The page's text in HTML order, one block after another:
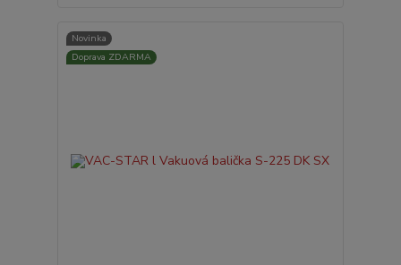
Novinka
Doprava ZDARMA